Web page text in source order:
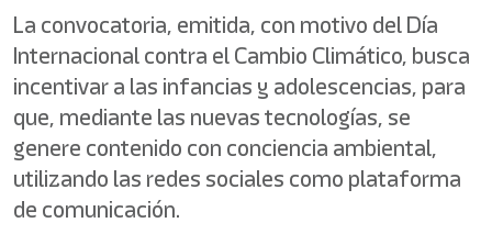
La convocatoria, emitida, con motivo del Día
Internacional contra el Cambio Climático, busca
incentivar a las infancias y adolescencias, para
que, mediante las nuevas tecnologías, se
genere contenido con conciencia ambiental,
utilizando las redes sociales como plataforma
de comunicación.